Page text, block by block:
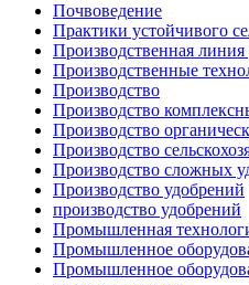
Почвоведение
Практики устойчивого
Производственная линия
Производственные
Производство
Производство
Производство
Производство
Производство сложных
Производство удобрений
производство удобрений
Промышленная
Промышленное
Промышленное